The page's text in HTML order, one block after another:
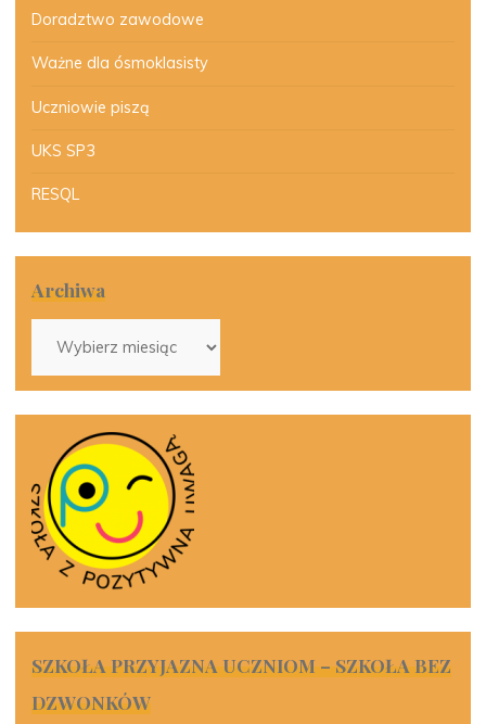
Doradztwo zawodowe
Ważne dla ósmoklasisty
Uczniowie piszą
UKS SP3
RESQL
Archiwa
SZKOŁA PRZYJAZNA UCZNIOM – SZKOŁA BEZ
DZWONKÓW